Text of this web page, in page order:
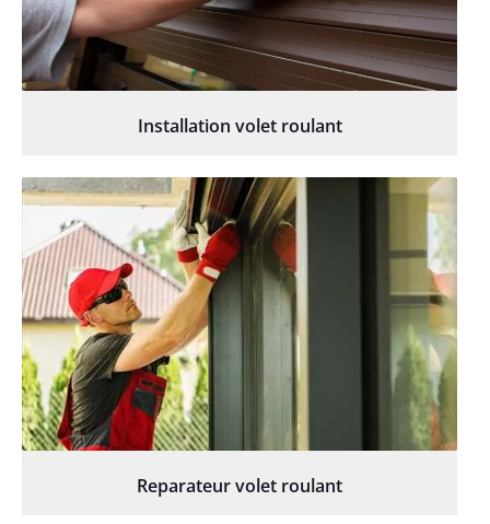
Installation volet roulant
Reparateur volet roulant